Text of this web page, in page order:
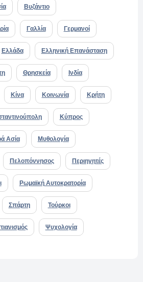
Βυζάντιο
Γαλλία Γερμανοί
Ελλάδα Ελληνική Επανάσταση
Θρησκεία Ινδία
Κίνα Κοινωνία Κρήτη
Κύπρος
Ασία Μυθολογία
Πελοπόννησος Περιηγητές
Ρωμαϊκή Αυτοκρατορία
Σπάρτη Τούρκοι
Ψυχολογία